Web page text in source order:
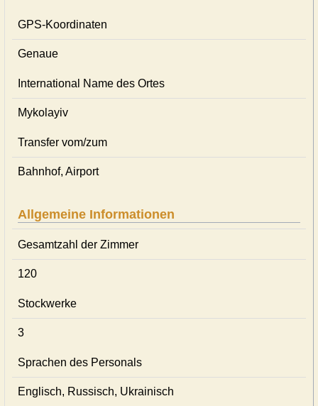
GPS-Koordinaten
Genaue
International Name des Ortes
Mykolayiv
Transfer vom/zum
Bahnhof, Airport
Allgemeine Informationen
Gesamtzahl der Zimmer
120
Stockwerke
3
Sprachen des Personals
Englisch, Russisch, Ukrainisch